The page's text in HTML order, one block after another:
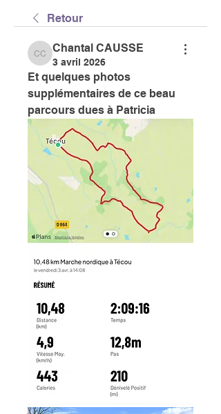
Retour
Chantal CAUSSE
Chantal CAUSSE
3 avril 2026
Et quelques photos
supplémentaires de ce beau
parcours dues à Patricia